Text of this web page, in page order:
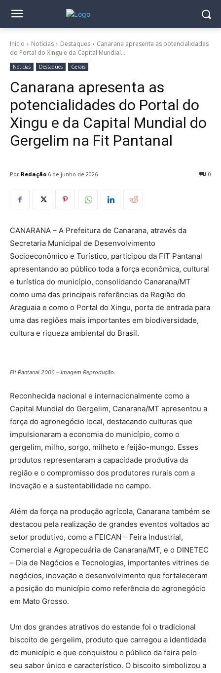
Início Notícias Destaques
Canarana apresenta as potencialidades
do Portal do Xingu e da Capital Mundial...
Notícias Destaques Gerais
Canarana apresenta as
potencialidades do Portal do
Xingu e da Capital Mundial do
Gergelim na Fit Pantanal
Por Redação 0
6 de junho de 2026
CANARANA – A Prefeitura de Canarana, através da
Secretaria Municipal de Desenvolvimento
Socioeconômico e Turístico, participou da FIT Pantanal
apresentando ao público toda a força econômica, cultural
e turística do município, consolidando Canarana/MT
como uma das principais referências da Região do
Araguaia e como o Portal do Xingu, porta de entrada para
uma das regiões mais importantes em biodiversidade,
cultura e riqueza ambiental do Brasil.
Fit Pantanal 2006 – Imagem Reprodução.
Reconhecida nacional e internacionalmente como a
Capital Mundial do Gergelim, Canarana/MT apresentou a
força do agronegócio local, destacando culturas que
impulsionaram a economia do município, como o
gergelim, milho, sorgo, milheto e feijão-mungo. Esses
produtos representaram a capacidade produtiva da
região e o compromisso dos produtores rurais com a
inovação e a sustentabilidade no campo.
Além da força na produção agrícola, Canarana também se
destacou pela realização de grandes eventos voltados ao
setor produtivo, como a FEICAN – Feira Industrial,
Comercial e Agropecuária de Canarana/MT, e o DINETEC
– Dia de Negócios e Tecnologias, importantes vitrines de
negócios, inovação e desenvolvimento que fortaleceram
a posição do município como referência do agronegócio
em Mato Grosso.
Um dos grandes atrativos do estande foi o tradicional
biscoito de gergelim, produto que carregou a identidade
do município e que conquistou o público da feira pelo
seu sabor único e característico. O biscoito simbolizou a